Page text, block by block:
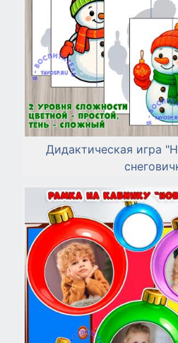
Дидактическая игра